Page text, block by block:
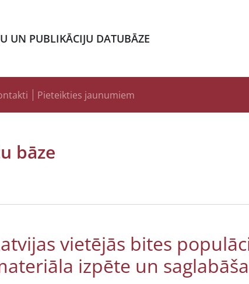
UN PUBLIKĀCIJU DATUBĀZE
Pieteikties jaunumiem
bāze
vietējās bites
izpēte un